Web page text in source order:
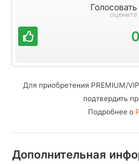
оцените
0
Для приобретения PREMIUM/
подтвердить
Подробнее о
Дополнительная